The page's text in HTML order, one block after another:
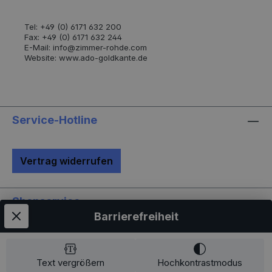
Tel: +49 (0) 6171 632 200
Fax: +49 (0) 6171 632 244
E-Mail: info@zimmer-rohde.com
Website: www.ado-goldkante.de
Service-Hotline
Vertrag widerrufen
Shopservice
Informationen
Newsletter
Text vergrößern Hochkontrastmodus
Barrierefreiheit